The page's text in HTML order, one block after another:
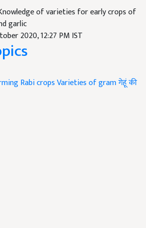
of varieties for early crops of
garlic
2020, 12:27 PM IST
Rabi cropsVarieties of gramगेहूं की